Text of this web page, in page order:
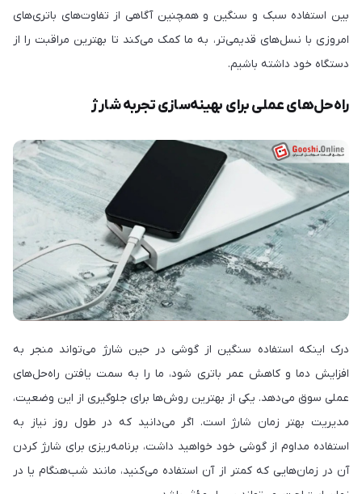
بین استفاده سبک و سنگین و همچنین آگاهی از تفاوت‌های باتری‌های
امروزی با نسل‌های قدیمی‌تر، به ما کمک می‌کند تا بهترین مراقبت را از
دستگاه خود داشته باشیم.
راه‌حل‌های عملی برای بهینه‌سازی تجربه شارژ
درک اینکه استفاده سنگین از گوشی در حین شارژ می‌تواند منجر به
افزایش دما و کاهش عمر باتری شود، ما را به سمت یافتن راه‌حل‌های
عملی سوق می‌دهد. یکی از بهترین روش‌ها برای جلوگیری از این وضعیت،
مدیریت بهتر زمان شارژ است. اگر می‌دانید که در طول روز نیاز به
استفاده‌ مداوم از گوشی خود خواهید داشت، برنامه‌ریزی برای شارژ کردن
آن در زمان‌هایی که کمتر از آن استفاده می‌کنید، مانند شب‌هنگام یا در